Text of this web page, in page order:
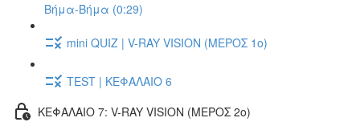
Βήμα-Βήμα (0:29)
mini QUIZ | V-RAY VISION (ΜΕΡΟΣ 1ο)
TEST | ΚΕΦΑΛΑΙΟ 6
ΚΕΦΑΛΑΙΟ 7: V-RAY VISION (ΜΕΡΟΣ 2ο)